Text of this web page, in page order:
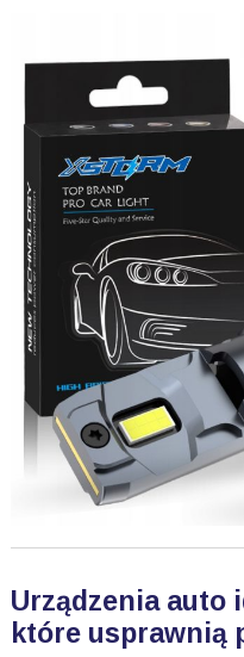
Urządzenia auto
które usprawnią